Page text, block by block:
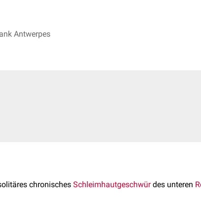
Antwerpes
chronisches Schleimhautgeschwürdes unteren